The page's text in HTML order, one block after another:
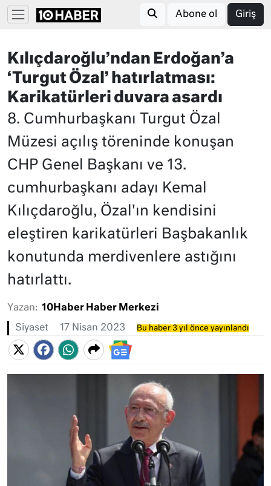
Abone ol Giriş
Kılıçdaroğlu’ndan Erdoğan’a
‘Turgut Özal’ hatırlatması:
Karikatürleri duvara asardı
8. Cumhurbaşkanı Turgut Özal
Müzesi açılış töreninde konuşan
CHP Genel Başkanı ve 13.
cumhurbaşkanı adayı Kemal
Kılıçdaroğlu, Özal'ın kendisini
eleştiren karikatürleri Başbakanlık
konutunda merdivenlere astığını
hatırlattı.
Yazan: 10Haber Haber Merkezi
Siyaset 17 Nisan 2023 Bu haber 3 yıl önce yayınlandı